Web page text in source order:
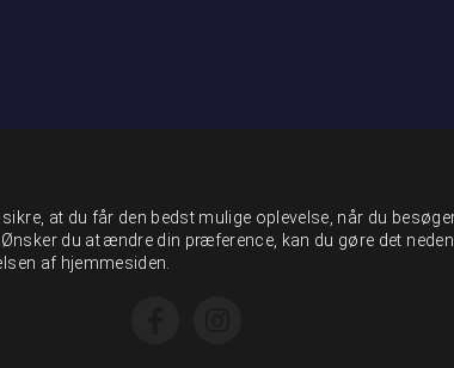
at du får den bedst mulige oplevelse, når du
du at ændre din præference, kan du gøre det
af hjemmesiden.